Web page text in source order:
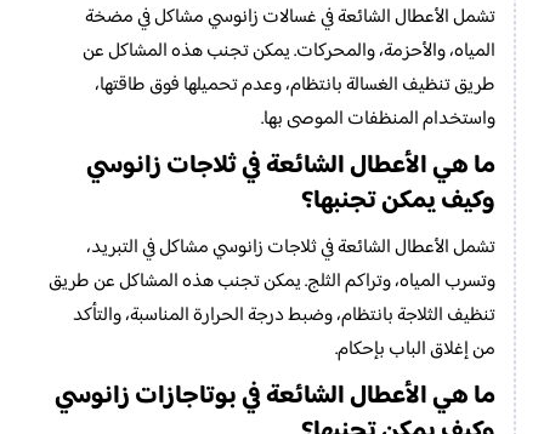
تشمل الأعطال الشائعة في غسالات زانوسي مشاكل في مضخة
المياه، والأحزمة، والمحركات. يمكن تجنب هذه المشاكل عن
طريق تنظيف الغسالة بانتظام، وعدم تحميلها فوق طاقتها،
واستخدام المنظفات الموصى بها.
ما هي الأعطال الشائعة في ثلاجات زانوسي
وكيف يمكن تجنبها؟
تشمل الأعطال الشائعة في ثلاجات زانوسي مشاكل في التبريد،
وتسرب المياه، وتراكم الثلج. يمكن تجنب هذه المشاكل عن طريق
تنظيف الثلاجة بانتظام، وضبط درجة الحرارة المناسبة، والتأكد
من إغلاق الباب بإحكام.
ما هي الأعطال الشائعة في بوتاجازات زانوسي